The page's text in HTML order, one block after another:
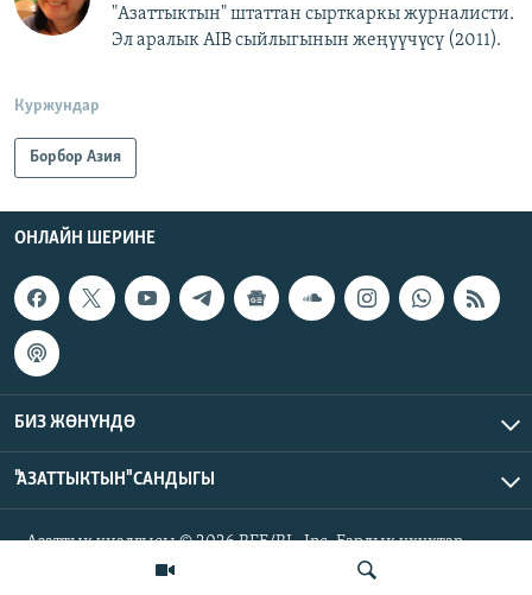
"Азаттыктын" штаттан сырткаркы журналисти.
Эл аралык AIB сыйлыгынын жеңүүчүсү (2011).
Куржундар
Борбор Азия
ОНЛАЙН ШЕРИНЕ
БИЗ ЖӨНҮНДӨ
"АЗАТТЫКТЫН" САНДЫГЫ
Азаттык үналгысы © 2026 RFE/RL, Inc. Бардык укуктар